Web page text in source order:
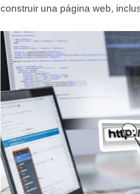
construir una página web,